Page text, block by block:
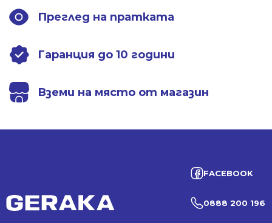
Преглед на пратката
Гаранция до 10 години
Вземи на място от магазин
FACEBOOK
0888 200 196